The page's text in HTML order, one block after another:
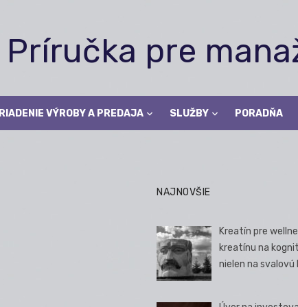
Príručka pre
RIADENIE VÝROBY A PREDAJA SLUŽBY PORADŇA
NAJNOVŠIE
Kreatín pre
kreatínu na
nielen na